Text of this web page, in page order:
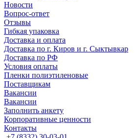
Новости
Вопрос-ответ
Отзывы
Гибкая упаковка
Доставка и оплата
Доставка по г. Киров и г. Сыктывкар
Доставка по РФ
Условия оплаты
Пленки полиэтиленовые
Поставщикам
Вакансии
Вакансии
Заполнить анкету
Корпоративные ценности
Контакты